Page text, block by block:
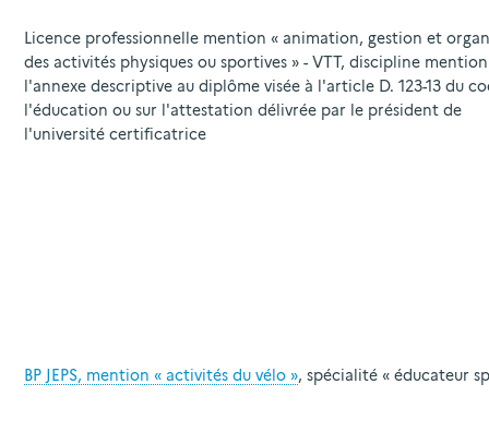
Licence professionnelle mention « animation, gestion et
des activités physiques ou sportives » - VTT, discipline
l'annexe descriptive au diplôme visée à l'article D. 123-13 du
l'éducation ou sur l'attestation délivrée par le président de
l'université certificatrice
BP JEPS, mention « activités du vélo », spécialité « éducateur